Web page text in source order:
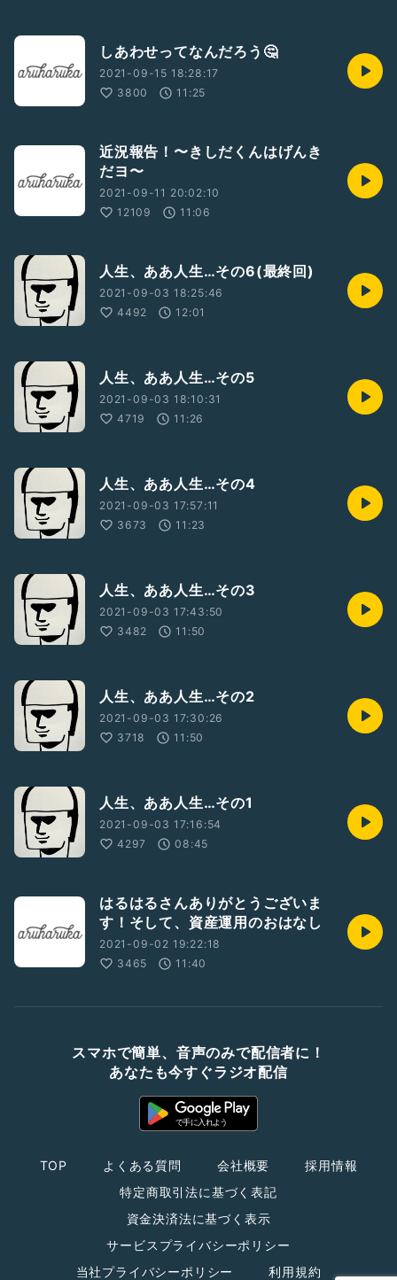
しあわせってなんだろう🤔
2021-09-15 18:28:17
3800
11:25
近況報告！〜きしだくんはげんき
だヨ〜
2021-09-11 20:02:10
12109
11:06
人生、ああ人生…その6(最終回)
2021-09-03 18:25:46
4492
12:01
人生、ああ人生…その5
2021-09-03 18:10:31
4719
11:26
人生、ああ人生…その4
2021-09-03 17:57:11
3673
11:23
人生、ああ人生…その3
2021-09-03 17:43:50
3482
11:50
人生、ああ人生…その2
2021-09-03 17:30:26
3718
11:50
人生、ああ人生…その1
2021-09-03 17:16:54
4297
08:45
はるはるさんありがとうございま
す！そして、資産運用のおはなし
2021-09-02 19:22:18
3465
11:40
スマホで簡単、音声のみで配信者に！
あなたも今すぐラジオ配信
TOP よくある質問 会社概要
採用情報
特定商取引法に基づく表記
資金決済法に基づく表示
サービスプライバシーポリシー
当社プライバシーポリシー
利用規約